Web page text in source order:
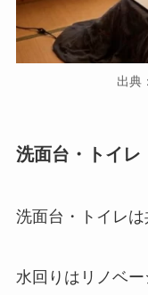
出典
洗面台・トイレ
洗面台・トイレは
水回りはリノベ